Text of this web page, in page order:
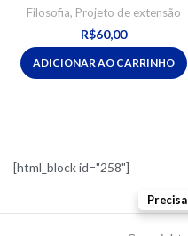
Filosofia, Projeto de extensão
R$60,00
ADICIONAR AO CARRINHO
[html_block id="258"]